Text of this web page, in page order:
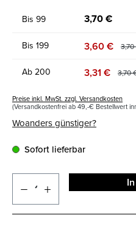
Bis 99 3,70 €
Bis 199 3,60 €
Ab200 3,31 € 3,70
Preise inkl. MwSt. zzgl. Versandkosten
(Versandkostenfrei ab 49,-€ Bestellwert
Woanders günstiger?
Sofort lieferbar